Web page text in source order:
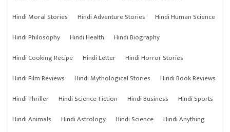
Hindi Moral Stories
Hindi Adventure Stories
Hindi Human Science
Hindi Philosophy
Hindi Health
Hindi Biography
Hindi Cooking Recipe
Hindi Letter
Hindi Horror Stories
Hindi Film Reviews
Hindi Mythological Stories
Hindi Book Reviews
Hindi Thriller
Hindi Science-Fiction Hindi Business
Hindi Sports
Hindi Animals
Hindi Astrology Hindi Science
Hindi Anything